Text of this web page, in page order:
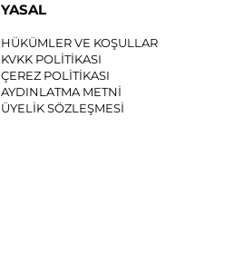
YASAL
HÜKÜMLER VE KOŞULLAR
KVKK POLİTİKASI
ÇEREZ POLİTİKASI
AYDINLATMA METNİ
ÜYELİK SÖZLEŞMESİ